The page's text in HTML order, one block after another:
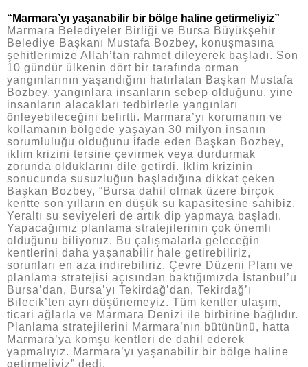
“Marmara’yı yaşanabilir bir bölge haline getirmeliyiz”
Marmara Belediyeler Birliği ve Bursa Büyükşehir
Belediye Başkanı Mustafa Bozbey, konuşmasına
şehitlerimize Allah’tan rahmet dileyerek başladı. Son
10 gündür ülkenin dört bir tarafında orman
yangınlarının yaşandığını hatırlatan Başkan Mustafa
Bozbey, yangınlara insanların sebep olduğunu, yine
insanların alacakları tedbirlerle yangınları
önleyebileceğini belirtti. Marmara’yı korumanın ve
kollamanın bölgede yaşayan 30 milyon insanın
sorumluluğu olduğunu ifade eden Başkan Bozbey,
iklim krizini tersine çevirmek veya durdurmak
zorunda olduklarını dile getirdi. İklim krizinin
sonucunda susuzluğun başladığına dikkat çeken
Başkan Bozbey, “Bursa dahil olmak üzere birçok
kentte son yılların en düşük su kapasitesine sahibiz.
Yeraltı su seviyeleri de artık dip yapmaya başladı.
Yapacağımız planlama stratejilerinin çok önemli
olduğunu biliyoruz. Bu çalışmalarla geleceğin
kentlerini daha yaşanabilir hale getirebiliriz,
sorunları en aza indirebiliriz. Çevre Düzeni Planı ve
planlama stratejisi açısından baktığımızda İstanbul’u
Bursa’dan, Bursa’yı Tekirdağ’dan, Tekirdağ’ı
Bilecik’ten ayrı düşünemeyiz. Tüm kentler ulaşım,
ticari ağlarla ve Marmara Denizi ile birbirine bağlıdır.
Planlama stratejilerini Marmara’nın bütününü, hatta
Marmara’ya komşu kentleri de dahil ederek
yapmalıyız. Marmara’yı yaşanabilir bir bölge haline
getirmeliyiz” dedi.